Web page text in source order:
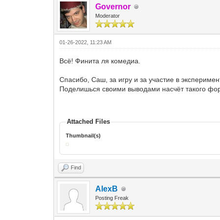
Governor
Moderator
01-26-2022, 11:23 AM
Всё! Финита ля комедиа.
Спасибо, Саш, за игру и за участие в
Поделишься своими выводами насчёт такого
Attached Files
Thumbnail(s)
Find
AlexB
Posting Freak